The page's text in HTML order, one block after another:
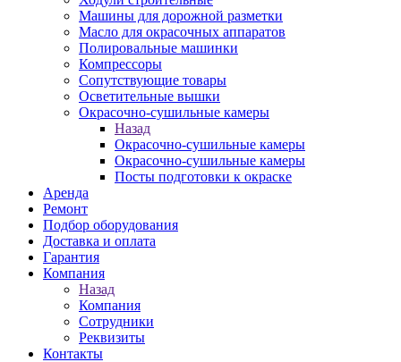
Машины для дорожной разметки
Масло для окрасочных аппаратов
Полировальные машинки
Компрессоры
Сопутствующие товары
Осветительные вышки
Окрасочно-сушильные камеры
Назад
Окрасочно-сушильные камеры
Окрасочно-сушильные камеры
Посты подготовки к окраске
Аренда
Ремонт
Подбор оборудования
Доставка и оплата
Гарантия
Компания
Назад
Компания
Сотрудники
Реквизиты
Контакты